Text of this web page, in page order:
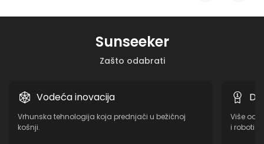
Zašto odabrati
Sunseeker
Vodeća inovacija
Vrhunska tehnologija koja prednjači u bežičnoj
košnji.
Više od
i